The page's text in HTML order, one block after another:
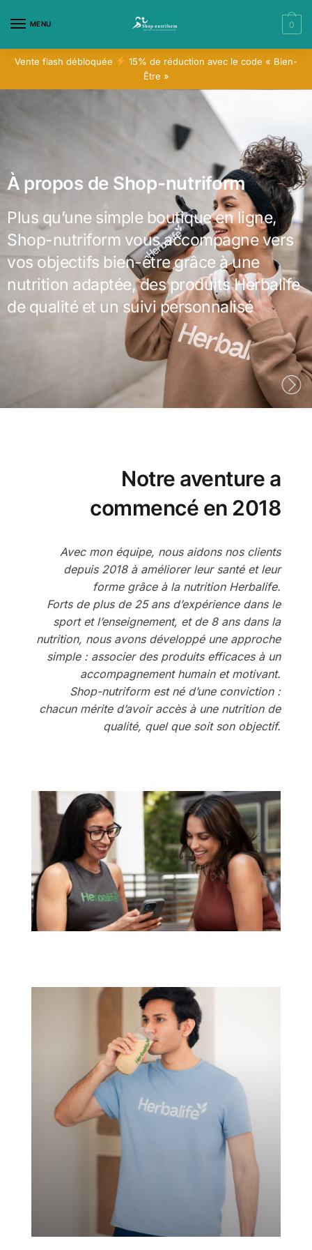
MENU 0
Vente flash débloquée
15% de réduction avec le code « Bien-
Être »
À propos de Shop-nutriform
Plus qu’une simple boutique en ligne,
Shop-nutriform vous accompagne vers
vos objectifs bien-être grâce à une
nutrition adaptée, des produits Herbalife
de qualité et un suivi personnalisé
Notre aventure a
commencé en 2018
Avec mon équipe, nous aidons nos clients
depuis 2018 à améliorer leur santé et leur
forme grâce à la nutrition Herbalife.
Forts de plus de 25 ans d’expérience dans le
sport et l’enseignement, et de 8 ans dans la
nutrition, nous avons développé une approche
simple : associer des produits efficaces à un
accompagnement humain et motivant.
Shop-nutriform est né d’une conviction :
chacun mérite d’avoir accès à une nutrition de
qualité, quel que soit son objectif.